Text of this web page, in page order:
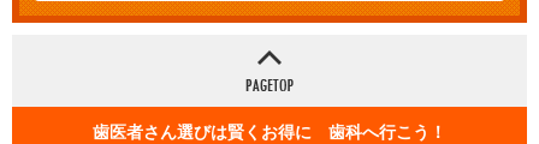
歯医者さん選びは賢くお得に 歯科へ行こう！